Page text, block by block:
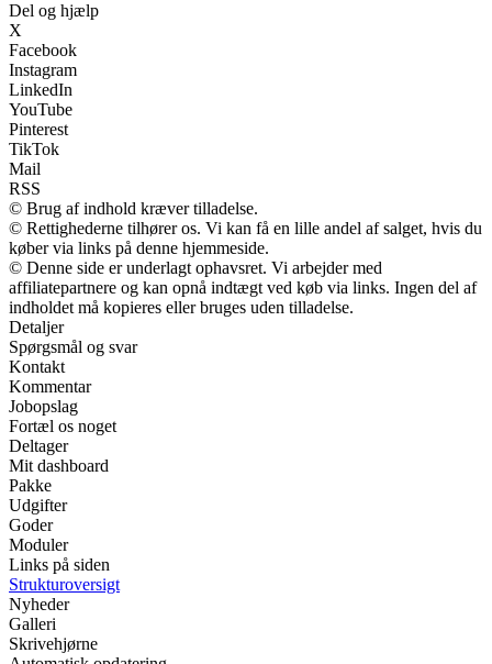
Del og hjælp
X
Facebook
Instagram
LinkedIn
YouTube
Pinterest
TikTok
Mail
RSS
© Brug af indhold kræver tilladelse.
© Rettighederne tilhører os. Vi kan få en lille andel af salget, hvis du
køber via links på denne hjemmeside.
© Denne side er underlagt ophavsret. Vi arbejder med
affiliatepartnere og kan opnå indtægt ved køb via links. Ingen del af
indholdet må kopieres eller bruges uden tilladelse.
Detaljer
Spørgsmål og svar
Kontakt
Kommentar
Jobopslag
Fortæl os noget
Deltager
Mit dashboard
Pakke
Udgifter
Goder
Moduler
Links på siden
Strukturoversigt
Nyheder
Galleri
Skrivehjørne